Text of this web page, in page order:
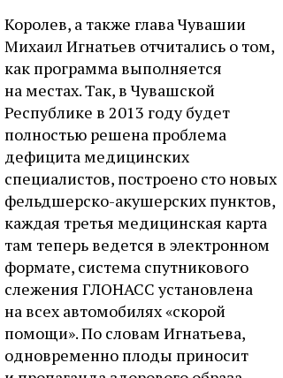
Королев, а также глава Чувашии
Михаил Игнатьев отчитались о том,
как программа выполняется
на местах. Так, в Чувашской
Республике в 2013 году будет
полностью решена проблема
дефицита медицинских
специалистов, построено сто новых
фельдшерско-акушерских пунктов,
каждая третья медицинская карта
там теперь ведется в электронном
формате, система спутникового
слежения ГЛОНАСС установлена
на всех автомобилях «скорой
помощи». По словам Игнатьева,
одновременно плоды приносит